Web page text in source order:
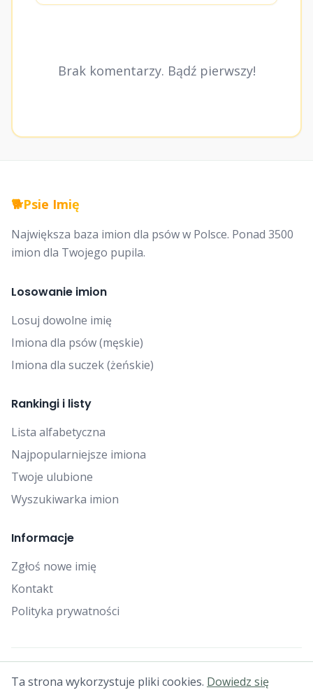
Brak komentarzy. Bądź pierwszy!
🐕Psie Imię
Największa baza imion dla psów w Polsce. Ponad 3500
imion dla Twojego pupila.
Losowanie imion
Losuj dowolne imię
Imiona dla psów (męskie)
Imiona dla suczek (żeńskie)
Rankingi i listy
Lista alfabetyczna
Najpopularniejsze imiona
Twoje ulubione
Wyszukiwarka imion
Informacje
Zgłoś nowe imię
Kontakt
Polityka prywatności
© 2025 Falcon Bytes. Wszelkie prawa zastrzeżone.
Ta strona wykorzystuje pliki cookies. Dowiedz się